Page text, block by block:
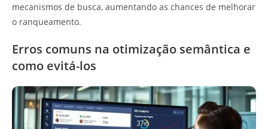
mecanismos de busca, aumentando as chances de melhorar
o ranqueamento.
Erros comuns na otimização semântica e
como evitá-los